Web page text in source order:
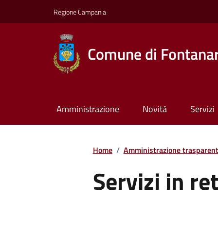
Regione Campania
Comune di
Amministrazione Novità Servizi
Home / Amministrazione
Servizi in